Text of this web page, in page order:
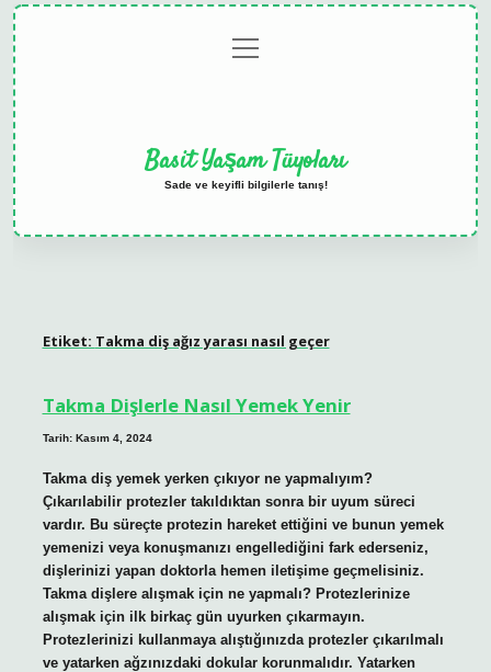
menüyü
aç
Basit Yaşam Tüyoları
Sade ve keyifli bilgilerle tanış!
Etiket: Takma diş ağız yarası nasıl geçer
Takma Dişlerle Nasıl Yemek Yenir
Tarih: Kasım 4, 2024
Takma diş yemek yerken çıkıyor ne yapmalıyım?
Çıkarılabilir protezler takıldıktan sonra bir uyum süreci
vardır. Bu süreçte protezin hareket ettiğini ve bunun yemek
yemenizi veya konuşmanızı engellediğini fark ederseniz,
dişlerinizi yapan doktorla hemen iletişime geçmelisiniz.
Takma dişlere alışmak için ne yapmalı? Protezlerinize
alışmak için ilk birkaç gün uyurken çıkarmayın.
Protezlerinizi kullanmaya alıştığınızda protezler çıkarılmalı
ve yatarken ağzınızdaki dokular korunmalıdır. Yatarken